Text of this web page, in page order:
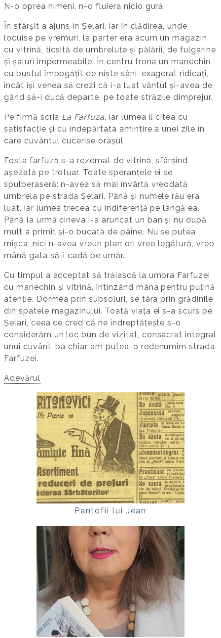
N-o oprea nimeni, n-o fluiera nicio gură.
În sfârșit a ajuns în Șelari, iar în clădirea, unde
locuise pe vremuri, la parter era acum un magazin
cu vitrină, ticsită de umbreluțe și pălării, de fulgarine
și șaluri impermeabile. În centru trona un manechin
cu bustul îmbogățit de niște sâni, exagerat ridicați,
încât își venea să crezi că i-a luat vântul și-avea de
gând să-i ducă departe, pe toate străzile dimprejur.
Pe firmă scria La Farfuza, iar lumea îl citea cu
satisfacție și cu îndepărtata amintire a unei zile în
care cuvântul cucerise orașul.
Fosta farfuză s-a rezemat de vitrină, sfârșind
așezată pe trotuar. Toate speranțele ei se
spulberaseră: n-avea să mai învârtă vreodată
umbrela pe strada Șelari. Până și numele rău era
luat, iar lumea trecea cu indiferență pe lângă ea.
Până la urmă cineva i-a aruncat un ban și nu după
mult a primit și-o bucată de pâine. Nu se putea
mișca, nici n-avea vreun plan ori vreo legătură, vreo
mână gata să-i cadă pe umăr.
Cu timpul a acceptat să trăiască la umbra Farfuzei
cu manechin și vitrină, întinzând mâna pentru puțină
atenție. Dormea prin subsoluri, se târa prin grădinile
din spatele magazinului. Toată viața ei s-a scurs pe
Șelari, ceea ce cred că ne îndreptățește s-o
considerăm un loc bun de vizitat, consacrat integral
unui cuvânt, ba chiar am putea-o redenumim strada
Farfuzei.
Adevărul
Pantofii lui Jean